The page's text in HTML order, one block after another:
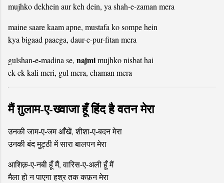
mujhko dekhein aur keh dein, ya shah-e-zaman mera
maine saare kaam apne, mustafa ko sompe hein
kya bigaad paaega, daur-e-pur-fitan mera
gulshan-e-madina se, najmimujhko nisbat hai
ek ek kali meri, gul mera, chaman mera
मैं ग़ुलाम-ए-ख्वाजा हूँ हिंद है वतन मेरा
उनकी जाम-ए-जम आँखें, शीशा-ए-बदन मेरा
उनकी बंद मुट्ठी में सारा बालपन मेरा
आशिक़-ए-नबी हूँ मैं, वारिस-ए-अली हूँ मैं
मैला हो न पाएगा हश्र तक कफ़न मेरा